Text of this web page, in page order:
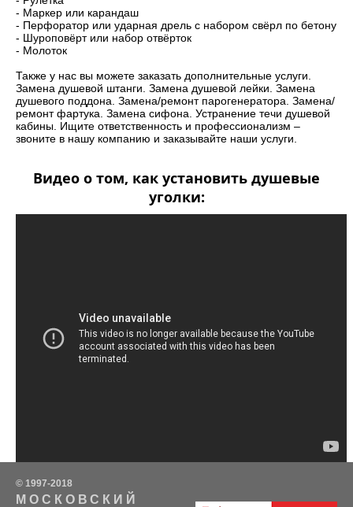
- Маркер или карандаш
- Перфоратор или ударная дрель с набором свёрл по бетону
- Шуроповёрт или набор отвёрток
- Молоток
Также у нас вы можете заказать дополнительные услуги.
Замена душевой штанги. Замена душевой лейки. Замена
душевого поддона. Замена/ремонт парогенератора. Замена/
ремонт фартука. Замена сифона. Устранение течи душевой
кабины. Ищите ответственность и профессионализм –
звоните в нашу компанию и заказывайте наши услуги.
Видео о том, как установить душевые
уголки:
© 1997-2018
МОСКОВСКИЙ